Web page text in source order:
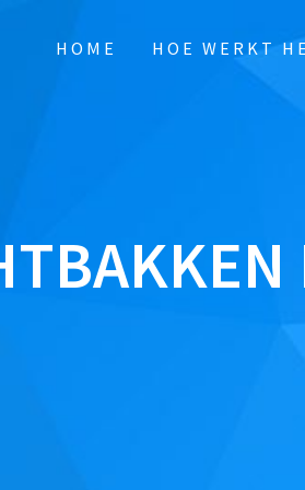
HOME HOE WERKT